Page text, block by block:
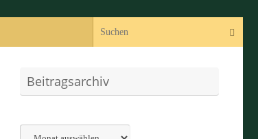
Suchen
Beitragsarchiv
Archiv